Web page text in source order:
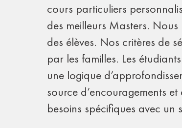
cours particuliers
des meilleurs Masters.
des élèves. Nos critères de
par les familles. Les
une logique
source d’encouragements
besoins spécifiques avec un